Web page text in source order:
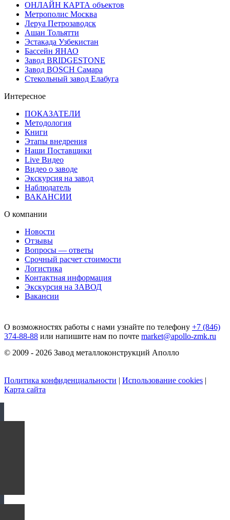
ОНЛАЙН КАРТА объектов
Метрополис Москва
Леруа Петрозаводск
Ашан Тольятти
Эстакада Узбекистан
Бассейн ЯНАО
Завод BRIDGESTONE
Завод BOSCH Самара
Стекольный завод Елабуга
Интересное
ПОКАЗАТЕЛИ
Методология
Книги
Этапы внедрения
Наши Поставщики
Live Видео
Видео о заводе
Экскурсия на завод
Наблюдатель
ВАКАНСИИ
О компании
Новости
Отзывы
Вопросы — ответы
Срочный расчет стоимости
Логистика
Контактная информация
Экскурсия на ЗАВОД
Вакансии
О возможностях работы с нами узнайте по телефону +7 (846)
374-88-88 или напишите нам по почте market@apollo-zmk.ru
© 2009 - 2026 Завод металлоконструкций Аполло
Политика конфиденциальности Использование cookies
Карта сайта